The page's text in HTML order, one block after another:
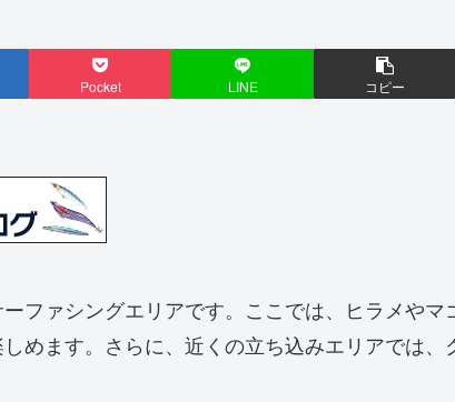
Pocket LINE コピー
ファシングエリアです。ここでは、ヒラメやマ
めます。さらに、近くの立ち込みエリアでは、